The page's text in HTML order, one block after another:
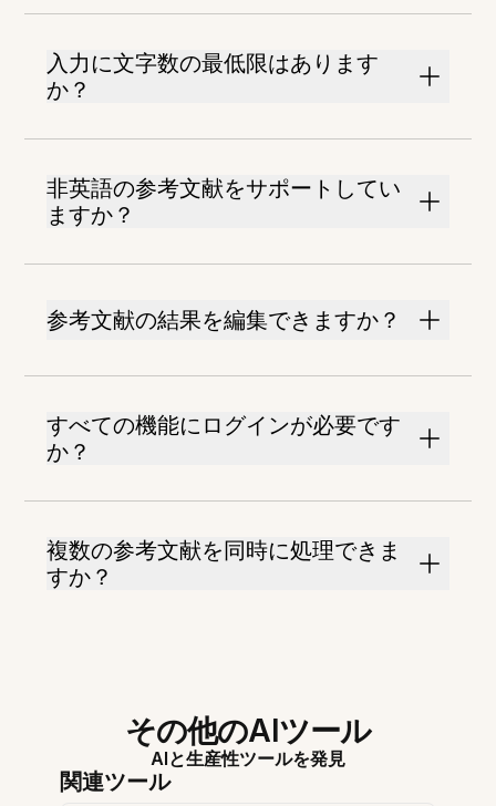
入力に文字数の最低限はあります
か？
非英語の参考文献をサポートしてい
ますか？
参考文献の結果を編集できますか？
すべての機能にログインが必要です
か？
複数の参考文献を同時に処理できま
すか？
その他のAIツール
AIと生産性ツールを発見
関連ツール